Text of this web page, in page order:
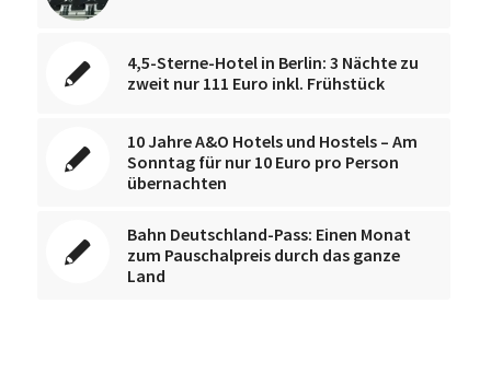
4,5-Sterne-Hotel in Berlin: 3 Nächte zu
zweit nur 111 Euro inkl. Frühstück
10 Jahre A&O Hotels und Hostels – Am
Sonntag für nur 10 Euro pro Person
übernachten
Bahn Deutschland-Pass: Einen Monat
zum Pauschalpreis durch das ganze
Land